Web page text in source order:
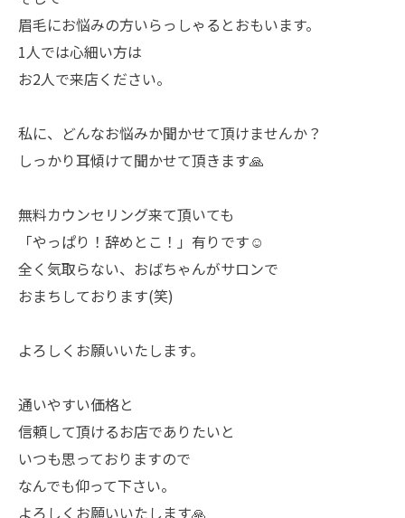
眉毛にお悩みの方いらっしゃるとおもいます。
1人では心細い方は
お2人で来店ください。
私に、どんなお悩みか聞かせて頂けませんか？
しっかり耳傾けて聞かせて頂きます🙏
無料カウンセリング来て頂いても
「やっぱり！辞めとこ！」有りです☺️
全く気取らない、おばちゃんがサロンで
おまちしております(笑)
よろしくお願いいたします。
通いやすい価格と
信頼して頂けるお店でありたいと
いつも思っておりますので
なんでも仰って下さい。
よろしくお願いいたします🙏